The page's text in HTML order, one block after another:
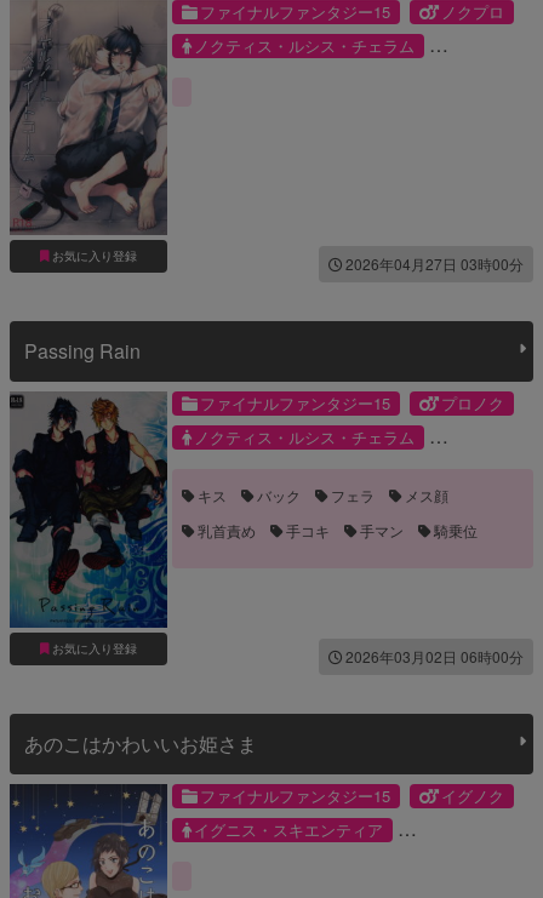
お気に入り登録
ファイナルファンタジー15
ノクプロ
ノクティス・ルシス・チェラム
2026年04月27日 03時00分
Passing Rain
お気に入り登録
ファイナルファンタジー15
プロノク
ノクティス・ルシス・チェラム
キス バック フェラ
メス顔
乳首責め
手コキ 手マン 騎乗位
2026年03月02日 06時00分
あのこはかわいいお姫さま
ファイナルファンタジー15
イグノク
イグニス・スキエンティア